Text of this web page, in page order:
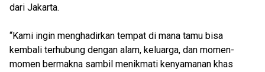
dari Jakarta.
“Kami ingin menghadirkan tempat di mana tamu bisa
kembali terhubung dengan alam, keluarga, dan momen-
momen bermakna sambil menikmati kenyamanan khas